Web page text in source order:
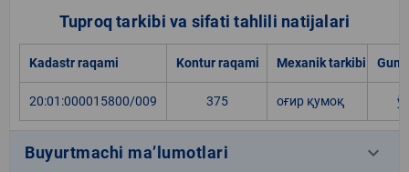
Tuproq tarkibi va sifati tahlili natijalari
Kadastr raqami Kontur raqami Mexanik tarkibi
20:01:000015800/009 375 оғир қумоқ
Buyurtmachi ma’lumotlari keyboard_arrow_down